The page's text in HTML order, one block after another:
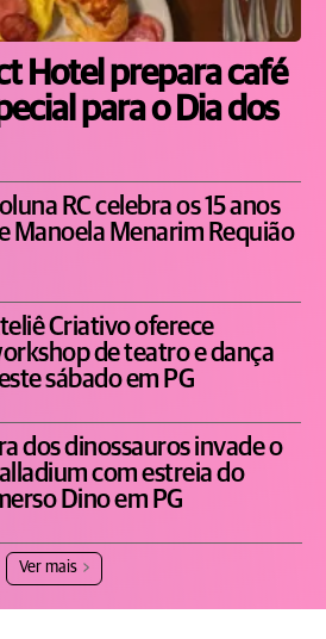
Hotel prepara café
para o Dia dos
RC celebra os 15 anos
Manoela Menarim Requião
Criativo oferece
de teatro e dança
sábado em PG
dos dinossauros invade o
com estreia do
Dino em PG
Ver mais